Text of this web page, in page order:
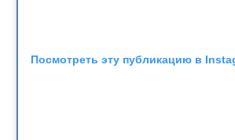
Посмотреть эту публикацию в